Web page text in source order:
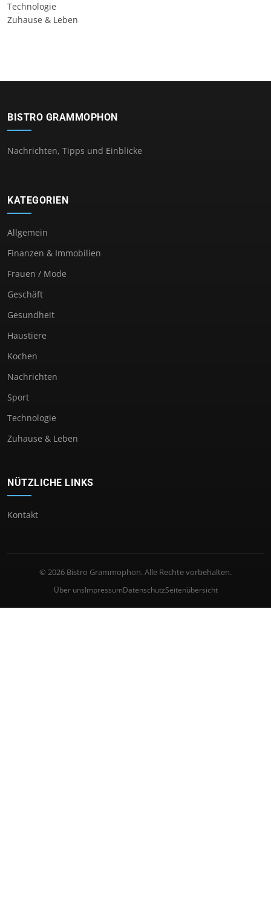
Technologie
Zuhause & Leben
BISTRO GRAMMOPHON
Nachrichten, Tipps und Einblicke
KATEGORIEN
Allgemein
Finanzen & Immobilien
Frauen / Mode
Geschäft
Gesundheit
Haustiere
Kochen
Nachrichten
Sport
Technologie
Zuhause & Leben
NÜTZLICHE LINKS
Kontakt
© 2026 Bistro Grammophon. Alle Rechte vorbehalten.
Über unsImpressumDatenschutzSeitenübersicht